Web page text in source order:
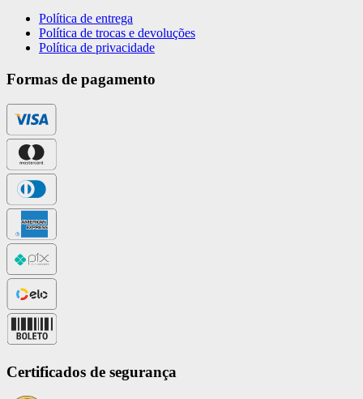
Política de entrega
Política de trocas e devoluções
Política de privacidade
Formas de pagamento
Certificados de segurança